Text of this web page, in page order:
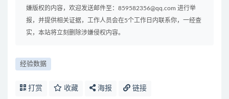
嫌版权的内容，欢迎发送邮件至：859582356@qq.com 进行举
报，并提供相关证据，工作人员会在5个工作日内联系你，一经查
实，本站将立刻删除涉嫌侵权内容。
经验数据
打赏 收藏 海报 链接